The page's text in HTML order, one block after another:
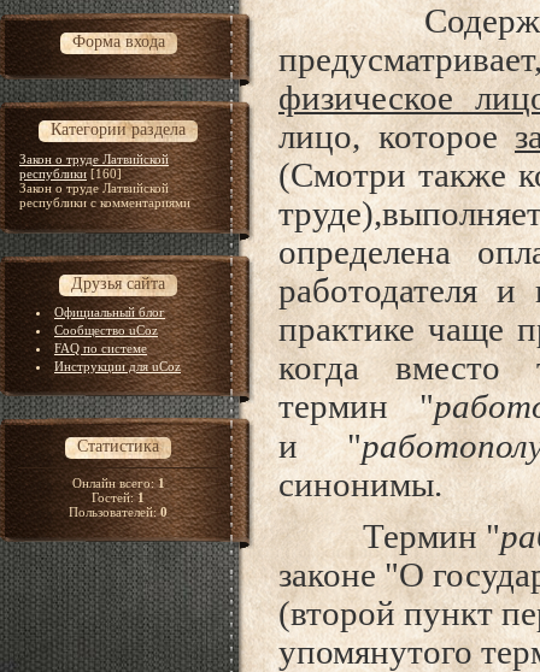
Форма входа
Категории раздела
Закон о труде Латвийской
республики [160]
Закон о труде Латвийской
республики с комментариями
Друзья сайта
Официальный блог
Сообщество uCoz
FAQ по системе
Инструкции для uCoz
Статистика
Онлайн всего:1
Гостей:1
Пользователей:0
физическое
лицо, которое
(Смотри также
определена
работодателя
практике чаще
когда вместо
термин "
и "
синонимы.
Термин "
законе "О
(второй пункт
упомянутого